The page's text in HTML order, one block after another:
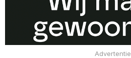
Advertentie